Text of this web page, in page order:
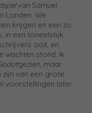
van Samuel
Londen. We
krijgen en een zo
in een toneelstuk
ooit, en
wachten stond. Ik
gezien, maar
zijn van een grote
voorstellingen later